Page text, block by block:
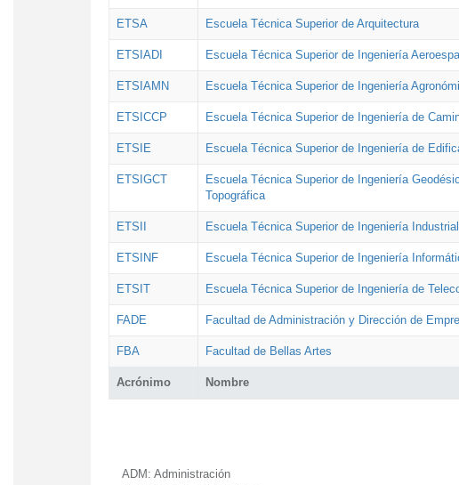
Acrónimo Nombre
ETSA Escuela Técnica Superior de Arquitectura
ETSIADI Escuela Técnica Superior de Ingeniería
ETSIAMN Escuela Técnica Superior de Ingeniería
ETSICCP Escuela Técnica Superior de Ingeniería de
ETSIE Escuela Técnica Superior de Ingeniería de
ETSIGCT
Escuela Técnica Superior de Ingeniería
Topográfica
ETSII Escuela Técnica Superior de Ingeniería Industrial
ETSINF Escuela Técnica Superior de Ingeniería
ETSIT Escuela Técnica Superior de Ingeniería de
FADE Facultad de Administración y Dirección de
FBA Facultad de Bellas Artes
ADM: Administración